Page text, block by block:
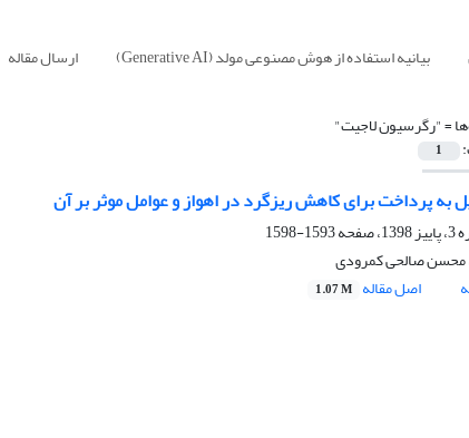
بیانیه استفاده از هوش مصنوعی مولد (Generative AI) ارسال مقاله
="رگرسیون لاجیت"
1
به پرداخت برای کاهش ریزگرد در اهواز و عوامل موثر بر آن
1593-1598
محسن صالحی کمرودی
اصل مقاله 1.07 M